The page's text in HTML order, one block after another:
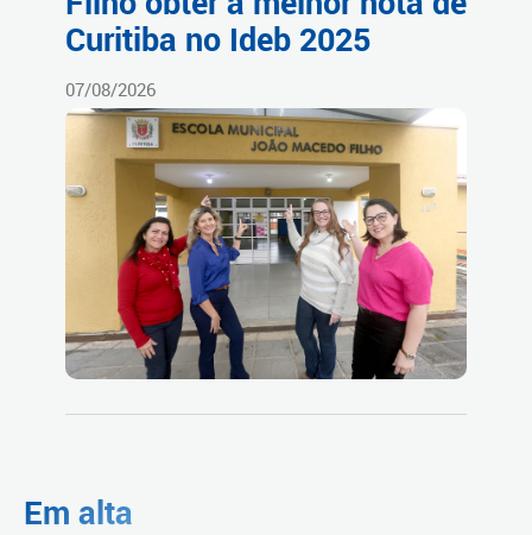
Curitiba no Ideb 2025
07/08/2026
Em alta